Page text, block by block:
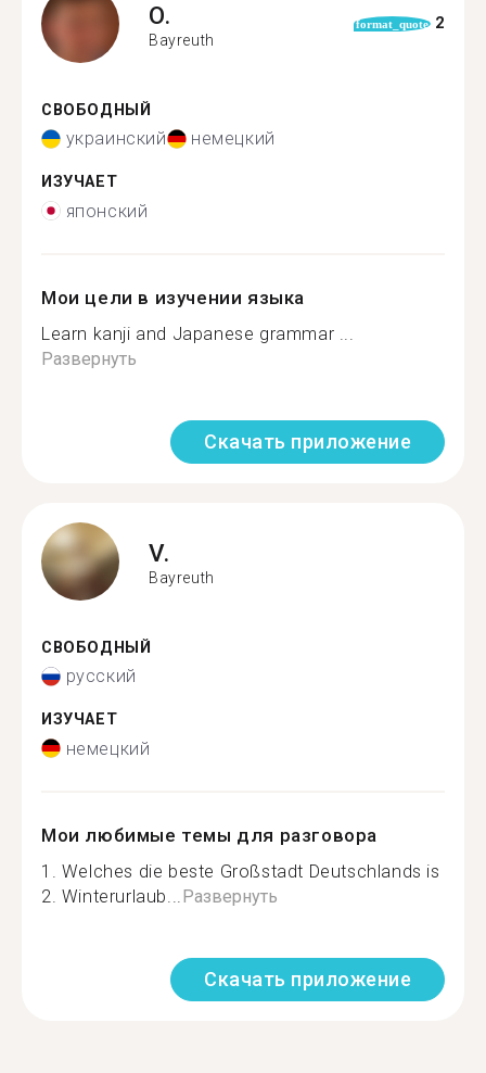
O.
Bayreuth
format_quote 2
СВОБОДНЫЙ
украинский немецкий
ИЗУЧАЕТ
японский
Мои цели в изучении языка
Learn kanji and Japanese grammar ...
Развернуть
Скачать приложение
V.
Bayreuth
СВОБОДНЫЙ
русский
ИЗУЧАЕТ
немецкий
Мои любимые темы для разговора
1. Welches die beste Großstadt Deutschlands is
2. Winterurlaub... Развернуть
Скачать приложение